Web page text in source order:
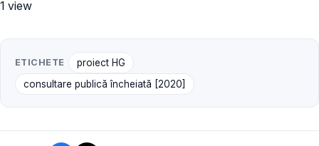
1 view
ETICHETE
proiect HG
consultare publică încheiată [2020]